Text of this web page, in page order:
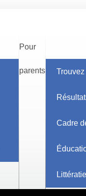
Pour
parents
Cadre